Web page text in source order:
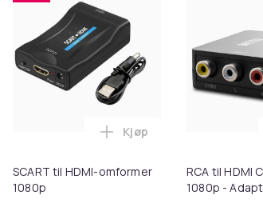
SCART til HDMI-omformer
1080p
Legg SCART til HDMI-
Kjøp
RCA til HDMI
1080p -